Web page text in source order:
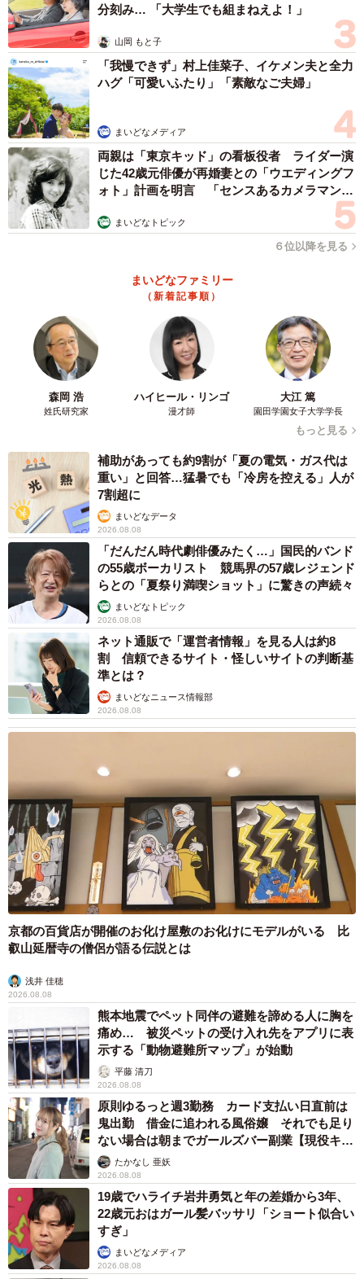
分刻み… 「大学生でも組まねえよ！」
山岡 もと子
「我慢できず」村上佳菜子、イケメン夫と全力
ハグ「可愛いふたり」「素敵なご夫婦」
まいどなメディア
両親は「東京キッド」の看板役者 ライダー演
じた42歳元俳優が再婚妻との「ウエディングフ
ォト」計画を明言 「センスあるカメラマン求
まいどなトピック
６位以降を見る
まいどなファミリー
（新着記事順）
森岡 浩
姓氏研究家
ハイヒール・リンゴ
漫才師
大江 篤
園田学園女子大学学長
もっと見る
補助があっても約9割が「夏の電気・ガス代は
重い」と回答…猛暑でも「冷房を控える」人が
7割超に
まいどなデータ
2026.08.08
「だんだん時代劇俳優みたく…」国民的バンド
の55歳ボーカリスト 競馬界の57歳レジェンド
らとの「夏祭り満喫ショット」に驚きの声続々
まいどなトピック
2026.08.08
ネット通販で「運営者情報」を見る人は約8
割 信頼できるサイト・怪しいサイトの判断基
準とは？
まいどなニュース情報部
2026.08.08
京都の百貨店が開催のお化け屋敷のお化けにモデルがいる 比
叡山延暦寺の僧侶が語る伝説とは
浅井 佳穂
2026.08.08
熊本地震でペット同伴の避難を諦める人に胸を
痛め… 被災ペットの受け入れ先をアプリに表
示する「動物避難所マップ」が始動
平藤 清刀
2026.08.08
原則ゆるっと週3勤務 カード支払い日直前は
鬼出勤 借金に追われる風俗嬢 それでも足り
ない場合は朝までガールズバー副業【現役キャ
ストに取材】
たかなし 亜妖
2026.08.08
19歳でハライチ岩井勇気と年の差婚から3年、
22歳元おはガール髪バッサリ「ショート似合い
すぎ」
まいどなメディア
2026.08.08